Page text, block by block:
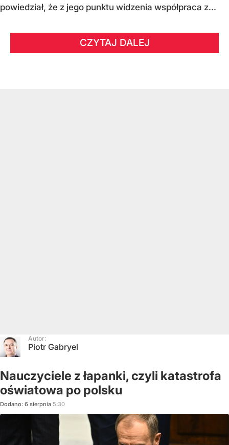
powiedział, że z jego punktu widzenia współpraca z...
CZYTAJ DALEJ
Autor:
Piotr Gabryel
Nauczyciele z łapanki, czyli katastrofa
oświatowa po polsku
Dodano: 6 sierpnia 5:30